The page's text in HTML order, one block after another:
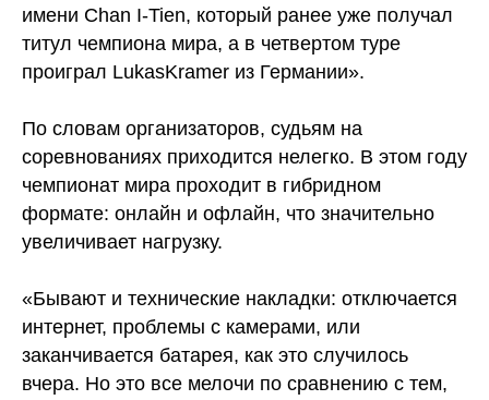
имени Chan I-Tien, который ранее уже получал
титул чемпиона мира, а в четвертом туре
проиграл LukasKramer из Германии».
По словам организаторов, судьям на
соревнованиях приходится нелегко. В этом году
чемпионат мира проходит в гибридном
формате: онлайн и офлайн, что значительно
увеличивает нагрузку.
«Бывают и технические накладки: отключается
интернет, проблемы с камерами, или
заканчивается батарея, как это случилось
вчера. Но это все мелочи по сравнению с тем,